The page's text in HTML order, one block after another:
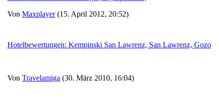
Von Maxplayer(15. April 2012, 20:52)
Hotelbewertungen: Kempinski San Lawrenz, San Lawrenz, Gozo
Von Travelamiga (30. März 2010, 16:04)